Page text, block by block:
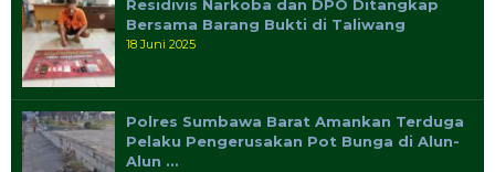
Residivis Narkoba dan DPO Ditangkap
Bersama Barang Bukti di Taliwang
18 Juni 2025
Polres Sumbawa Barat Amankan Terduga
Pelaku Pengerusakan Pot Bunga di Alun-
Alun …